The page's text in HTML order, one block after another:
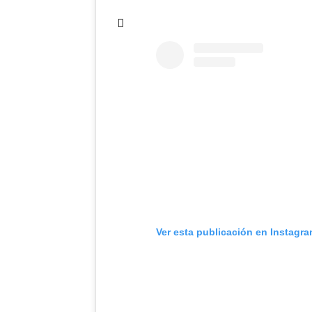
Ver esta publicación en